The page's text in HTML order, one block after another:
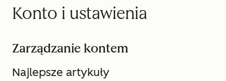
Konto i ustawienia
Zarządzanie kontem
Najlepsze artykuły